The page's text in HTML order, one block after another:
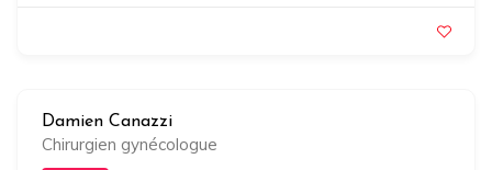
Damien Canazzi
Chirurgien gynécologue